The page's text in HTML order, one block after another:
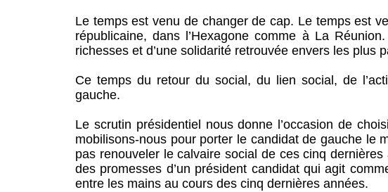
Le temps est venu de changer de cap. Le temps est
républicaine, dans l’Hexagone comme à La
richesses et d’une solidarité retrouvée envers les plus
Ce temps du retour du social, du lien social, de
gauche.
Le scrutin présidentiel nous donne l’occasion de
mobilisons-nous pour porter le candidat de gauche le
pas renouveler le calvaire social de ces cinq
des promesses d’un président candidat qui agit
entre les mains au cours des cinq dernières années.